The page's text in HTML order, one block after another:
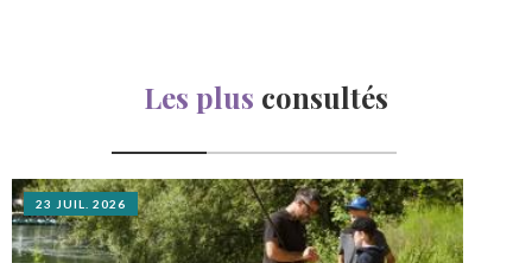
Les plus consultés
23 JUIL. 2026